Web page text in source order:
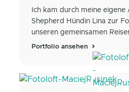
Ich kam durch meine eigene
Shepherd Hündin Lina zur
unseren gemeinsamen
Portfolio ansehen